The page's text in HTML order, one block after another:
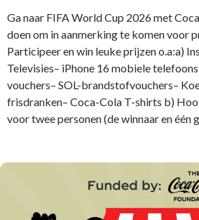
Ga naar FIFA World Cup 2026 met
doen om in aanmerking te komen voor
Participeer en win leuke prijzen o.a:a)
Televisies– iPhone 16 mobiele
vouchers– SOL-brandstofvouchers–
frisdranken– Coca-Cola T-shirts b)
voor twee personen (de winnaar en één